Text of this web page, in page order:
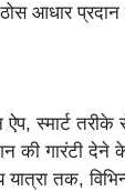
आधार
स्मार्ट
की गारंटी देने
तक,